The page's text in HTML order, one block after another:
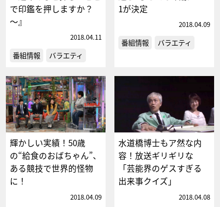
で印鑑を押しますか？
～』
2018.04.11
番組情報 バラエティ
1が決定
2018.04.09
番組情報 バラエティ
輝かしい実績！50歳
の“給食のおばちゃん”、
ある競技で世界的怪物
に！
2018.04.09
水道橋博士もア然な内
容！放送ギリギリな
「芸能界のゲスすぎる
出来事クイズ」
2018.04.08